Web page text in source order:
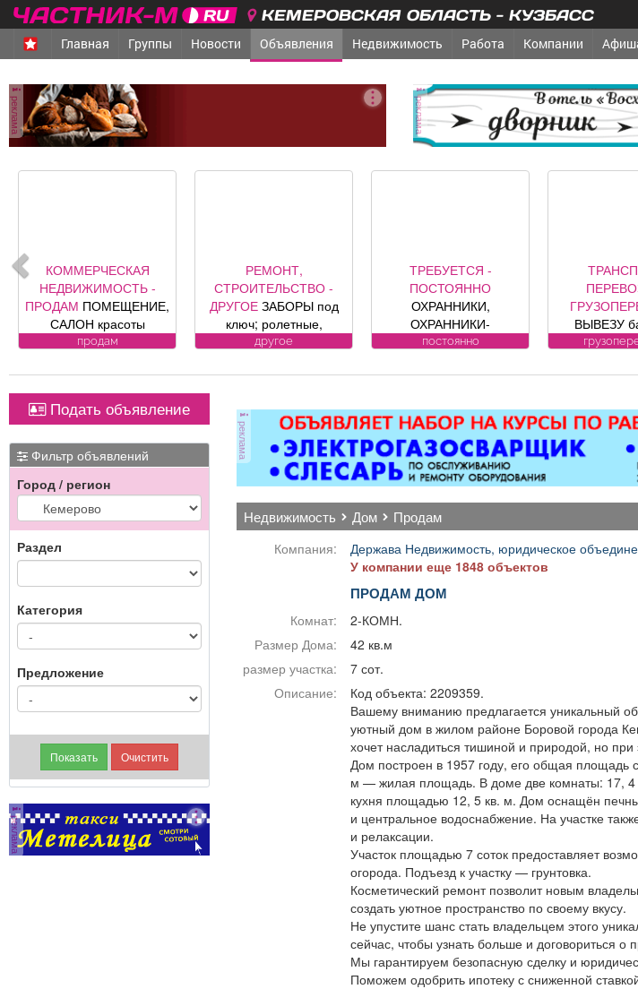
КЕМЕРОВСКАЯ ОБЛАСТЬ - КУЗБАСС
Главная Группы Новости Объявления Недвижимость Работа Компании
реклама реклама
КОММЕРЧЕСКАЯ
НЕДВИЖИМОСТЬ -
ПРОДАМ ПОМЕЩЕНИЕ,
САЛОН красоты
«Оазис», площадь 88, 8
Юдина, 1, хороший
ремонт, полностью с
оборудованием,
имеется парковка, торг
уместен.
продам
РЕМОНТ,
СТРОИТЕЛЬСТВО -
ДРУГОЕЗАБОРЫ под
ключ; ролетные,
секционные ворота (от
представителя
откатные ворота; все
виды сварочных работ;
металлоконструкции;
бетонные работы
любой сложности.
Пенсионерам скидка
10%.
другое
ТРЕБУЕТСЯ -
ПОСТОЯННО
ОХРАННИКИ,
ОХРАННИКИ-
ВОДИТЕЛИ Требования
Условия:
ОХРАННИКИ 5 разряда,
з/п от 33000 руб. 6
разряда, з/п от 37000
руб. официальное
трудоустройство
полный соц. пакет ООО
ЧОП «Интерлок-Н»
постоянно
ВЫВЕЗУ
ванны,
Подать объявление
Фильтр объявлений
Город / регион
Раздел
Категория
Предложение
реклама
реклама
недвижимость дом продам
Компания:
Держава Недвижимость, юридическое
У компании еще 1848 объектов
ПРОДАМ ДОМ
Комнат:
2-КОМН.
Размер Дома:
42 кв.м
размер участка:
7 сот.
Описание:
Код объекта: 2209359.
Вашему вниманию предлагается уникальный
уютный дом в жилом районе Боровой города
хочет насладиться тишиной и природой, но при
Дом построен в 1957 году, его общая площадь
м — жилая площадь. В доме две комнаты: 17, 4
кухня площадью 12, 5 кв. м. Дом оснащён
и центральное водоснабжение. На участке
и релаксации.
Участок площадью 7 соток предоставляет
огорода. Подъезд к участку — грунтовка.
Косметический ремонт позволит новым
создать уютное пространство по своему вкусу.
Не упустите шанс стать владельцем этого
сейчас, чтобы узнать больше и договориться о
Мы гарантируем безопасную сделку и
Поможем одобрить ипотеку с сниженной